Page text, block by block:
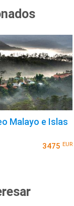
Malayo e Islas
3475 EUR